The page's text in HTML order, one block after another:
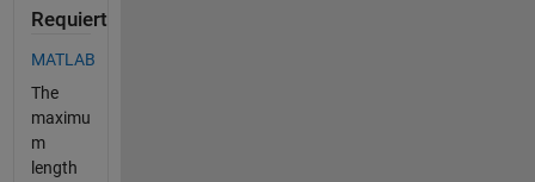
Requiert
MATLAB
The
maximu
m
length